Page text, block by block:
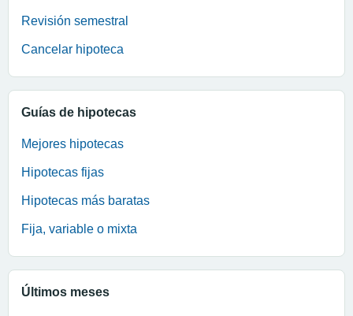
Revisión semestral
Cancelar hipoteca
Guías de hipotecas
Mejores hipotecas
Hipotecas fijas
Hipotecas más baratas
Fija, variable o mixta
Últimos meses